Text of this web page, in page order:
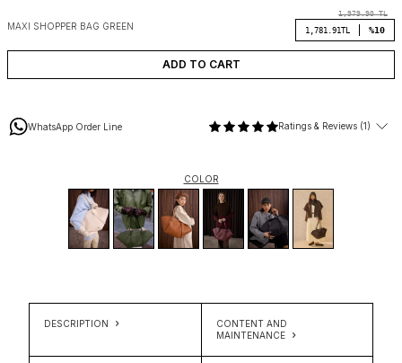
MAXI SHOPPER BAG GREEN
1,979.90TL
1,781.91 TL %10
ADD TO CART
WhatsApp Order Line Ratings & Reviews (1)
COLOR
DESCRIPTION
CONTENT AND
MAINTENANCE